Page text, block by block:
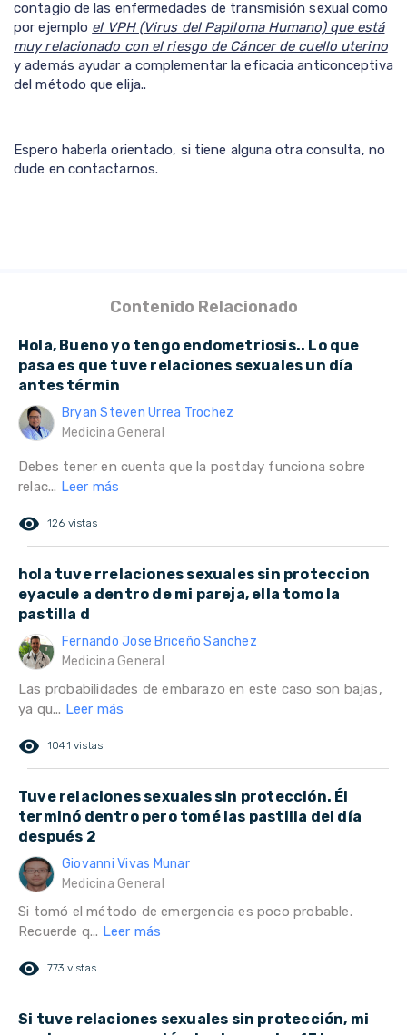
contagio de las enfermedades de transmisión sexual como
por ejemplo el VPH (Virus del Papiloma Humano) que está
muy relacionado con el riesgo de Cáncer de cuello uterino
y además ayudar a complementar la eficacia anticonceptiva
del método que elija..
Espero haberla orientado, si tiene alguna otra consulta, no
dude en contactarnos.
Contenido Relacionado
Hola, Bueno yo tengo endometriosis.. Lo que
pasa es que tuve relaciones sexuales un día
antes términ
Bryan Steven Urrea Trochez
Medicina General
Debes tener en cuenta que la postday funciona sobre
relac... Leer más
remove_red_eye 126 vistas
hola tuve rrelaciones sexuales sin proteccion
eyacule a dentro de mi pareja, ella tomo la
pastilla d
Fernando Jose Briceño Sanchez
Medicina General
Las probabilidades de embarazo en este caso son bajas,
ya qu... Leer más
remove_red_eye 1041 vistas
Tuve relaciones sexuales sin protección. Él
terminó dentro pero tomé las pastilla del día
después 2
Giovanni Vivas Munar
Medicina General
Si tomó el método de emergencia es poco probable.
Recuerde q... Leer más
remove_red_eye 773 vistas
Si tuve relaciones sexuales sin protección, mi